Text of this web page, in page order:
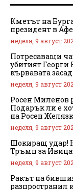
Кметът на
президент в
неделя, 9 август
Потресаващи
убитият
кървавата
неделя, 9 август
Росен Миленов
Подарък ли е
на Росен
неделя, 9 август
Шокиращ удар!
Тръмп за
неделя, 9 август
Ракът на
разпространил